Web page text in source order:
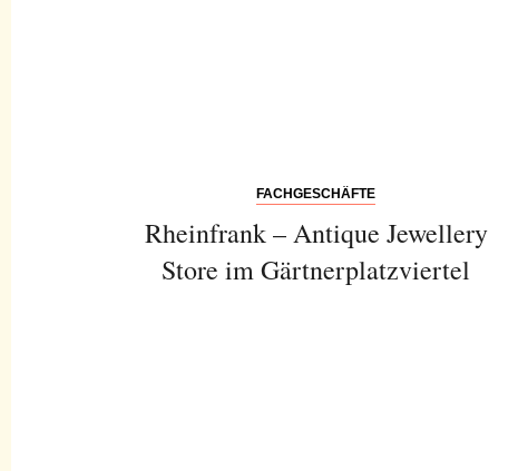
FACHGESCHÄFTE
Rheinfrank – Antique Jewellery
Store im Gärtnerplatzviertel